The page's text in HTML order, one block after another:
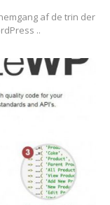
af de trin der
..